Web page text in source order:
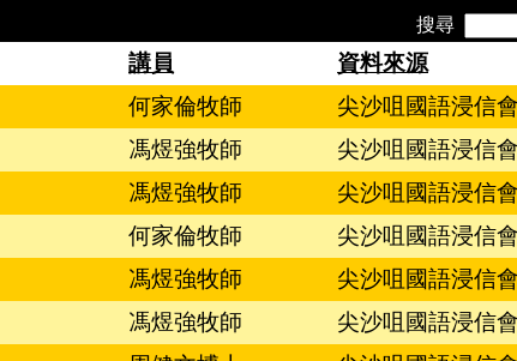
搜尋
講員 資料來源
何家倫牧師 尖沙咀國語浸信會
馮煜強牧師 尖沙咀國語浸信會
馮煜強牧師 尖沙咀國語浸信會
何家倫牧師 尖沙咀國語浸信會
馮煜強牧師 尖沙咀國語浸信會
馮煜強牧師 尖沙咀國語浸信會